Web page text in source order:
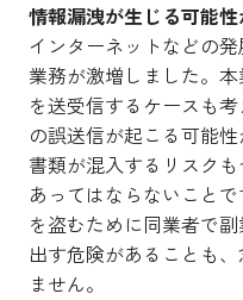
情報漏洩が生じる可能性
インターネットなどの
業務が激増しました。
を送受信するケースも
の誤送信が起こる可能
書類が混入するリスクも
あってはならないこと
を盗むために同業者で
出す危険があることも
ません。